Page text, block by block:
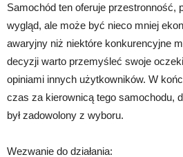
Samochód ten oferuje przestronność,
wygląd, ale może być nieco mniej
awaryjny niż niektóre konkurencyjne
decyzji warto przemyśleć swoje
opiniami innych użytkowników. W
czas za kierownicą tego samochodu,
był zadowolony z wyboru.
Wezwanie do działania: